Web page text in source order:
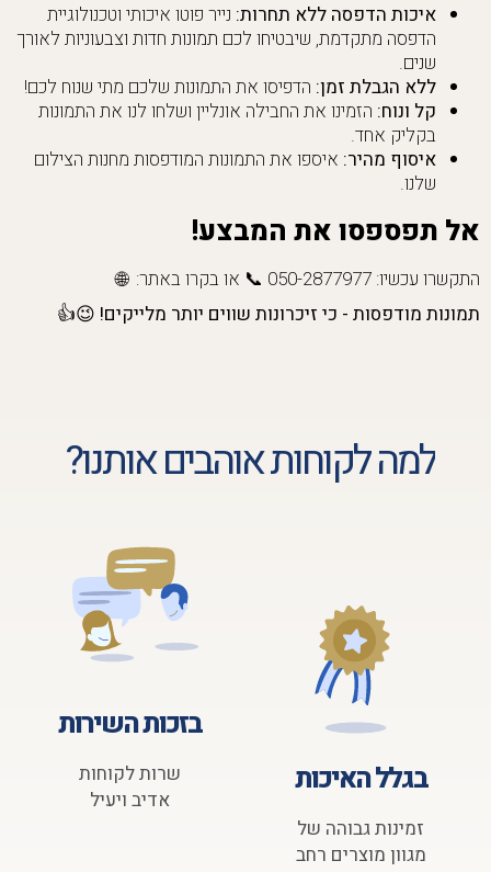
איכות הדפסה ללא תחרות: נייר פוטו איכותי וטכנולוגיית
הדפסה מתקדמת, שיבטיחו לכם תמונות חדות וצבעוניות לאורך
שנים.
ללא הגבלת זמן: הדפיסו את התמונות שלכם מתי שנוח לכם!
קל ונוח: הזמינו את החבילה אונליין ושלחו לנו את התמונות
בקליק אחד.
איסוף מהיר: איספו את התמונות המודפסות מחנות הצילום
שלנו.
אל תפספסו את המבצע!
התקשרו עכשיו: 050-2877977 📞 או בקרו באתר: 🌐
תמונות מודפסות - כי זיכרונות שווים יותר מלייקים! 😉👍
למה לקוחות אוהבים אותנו?
בגלל האיכות
זמינות גבוהה של
מגוון מוצרים רחב
בזכות השירות
שרות לקוחות
אדיב ויעיל